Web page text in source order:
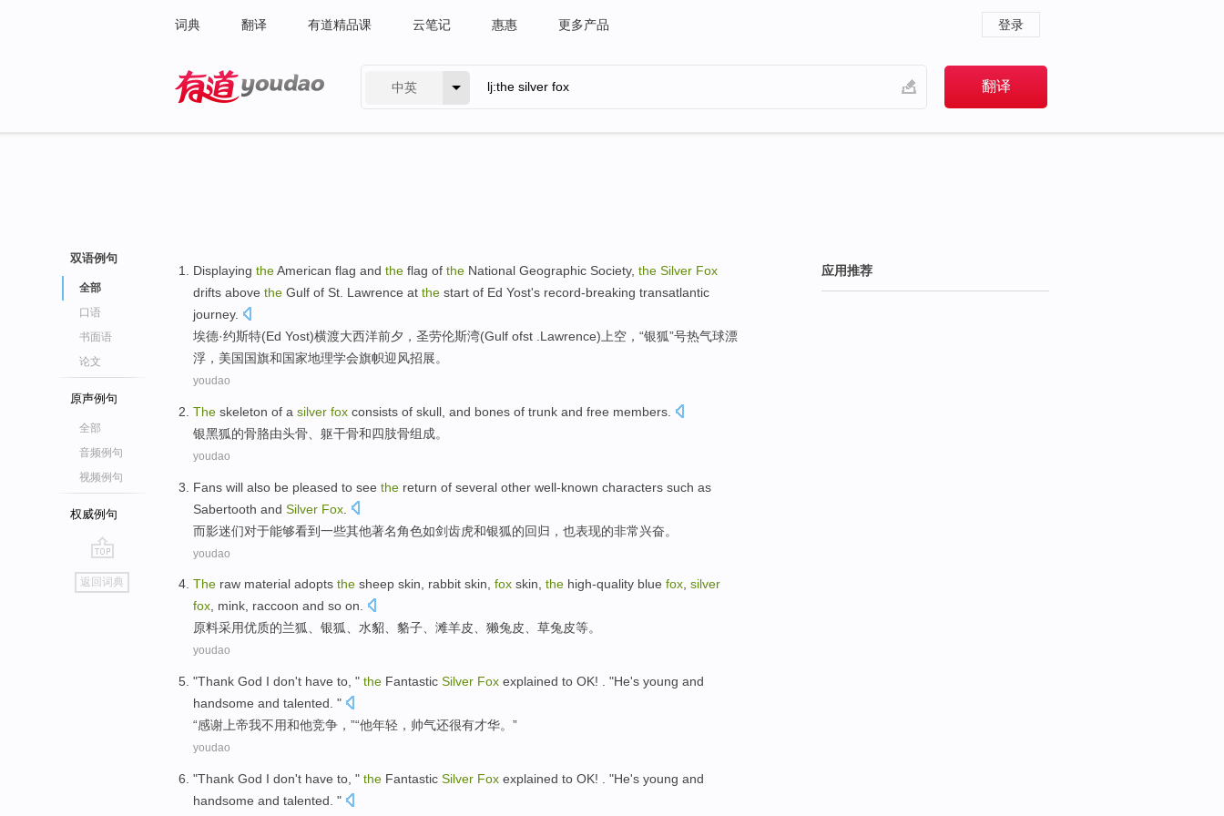
词典 翻译 有道精品课 云笔记 惠惠 更多产品 登录
中英
双语例句
全部
口语
书面语
论文
原声例句
全部
音频例句
视频例句
权威例句
go
top
返回词典
Displaying theAmerican flag and the flag of the National Geographic Society, the Silver Fox
drifts above the Gulf of St. Lawrence at the start of Ed Yost's record-breaking transatlantic
journey.
埃德·约斯特(Ed Yost)横渡大西洋前夕，圣劳伦斯湾(Gulf ofst Lawrence)上空，“银狐”号热气球漂
浮， 美国 国旗和国家地理学会旗帜迎风招展。
youdao
The skeleton of a silver fox consists of skull and bones of trunk and free members
银黑狐的骨胳由头骨 躯干骨和四肢骨组成。
youdao
Fans will also be pleased to see the return of several other well-known characters such as
Sabertooth and Silver Fox
而影迷们对于能够看到一些其他著名角色如剑齿虎和银狐的回归 ， 也表现的非常兴奋。
youdao
The raw material adopts the sheep skin, rabbit skin, fox skin, the high-quality blue fox, silver
fox, mink, raccoon and so on.
原料采用优质的兰狐、 银狐、 水貂、 貉子、滩羊皮、獭兔皮、草兔皮等。
youdao
"Thank God I don't have to , " the Fantastic Silver Fox explained to OK! . "He's young and
handsome and talented . "
“感谢 上帝我不用和他竞争，”“他年轻 ， 帅气还很有才华。”
youdao
"Thank God I don't have to , " the Fantastic Silver Fox explained to OK! . "He's young and
handsome and talented . "
应用推荐